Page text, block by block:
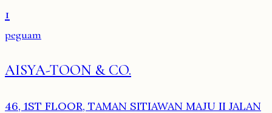
1
peguam
AISYA-TOON & CO.
46, 1ST FLOOR, TAMAN SITIAWAN MAJU II JALAN